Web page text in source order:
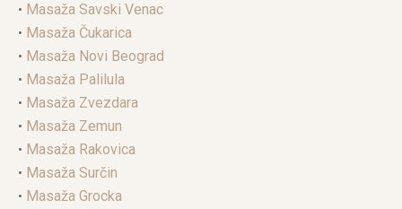
• Masaža Savski Venac
• Masaža Čukarica
• Masaža Novi Beograd
• Masaža Palilula
• Masaža Zvezdara
• Masaža Zemun
• Masaža Rakovica
• Masaža Surčin
• Masaža Grocka